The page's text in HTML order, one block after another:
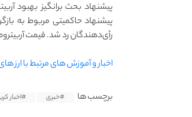
رأی‌دهندگان رد شد. قیمت
اخبار و آموزش های مرتبط با ارز
برچسب ها #خبری #اخبار